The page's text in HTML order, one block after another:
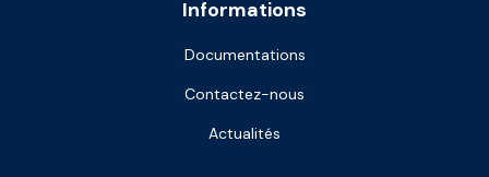
Informations
Documentations
Contactez-nous
Actualités